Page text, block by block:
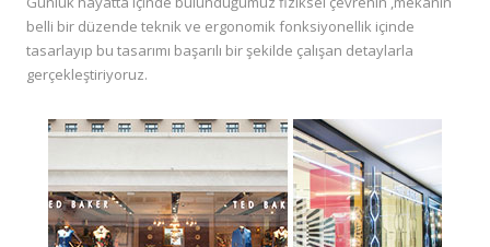
belli bir düzende teknik ve ergonomik fonksiyonellik içinde
tasarlayıp bu tasarımı başarılı bir şekilde çalışan detaylarla
gerçekleştiriyoruz.